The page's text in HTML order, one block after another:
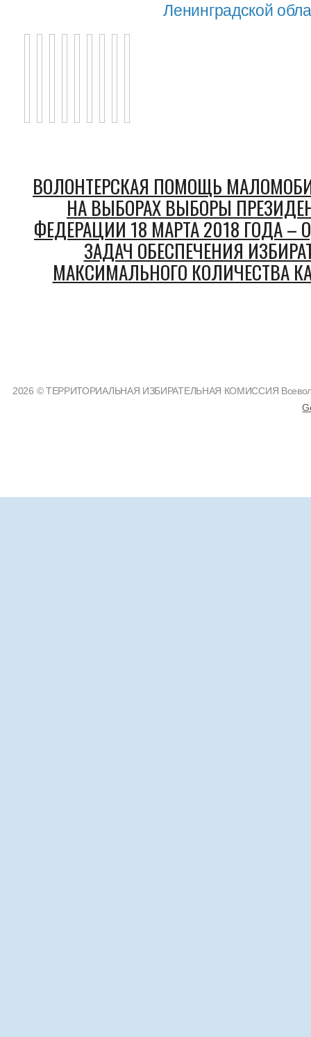
Ленинградской
ВОЛОНТЕРСКАЯ ПОМОЩЬ
НА ВЫБОРАХ ВЫБОРЫ
ФЕДЕРАЦИИ 18 МАРТА 2018 ГОДА
ЗАДАЧ ОБЕСПЕЧЕНИЯ
МАКСИМАЛЬНОГО КОЛИЧЕСТВА
2026 © ТЕРРИТОРИАЛЬНАЯ ИЗБИРАТЕЛЬНАЯ КОМИССИЯ